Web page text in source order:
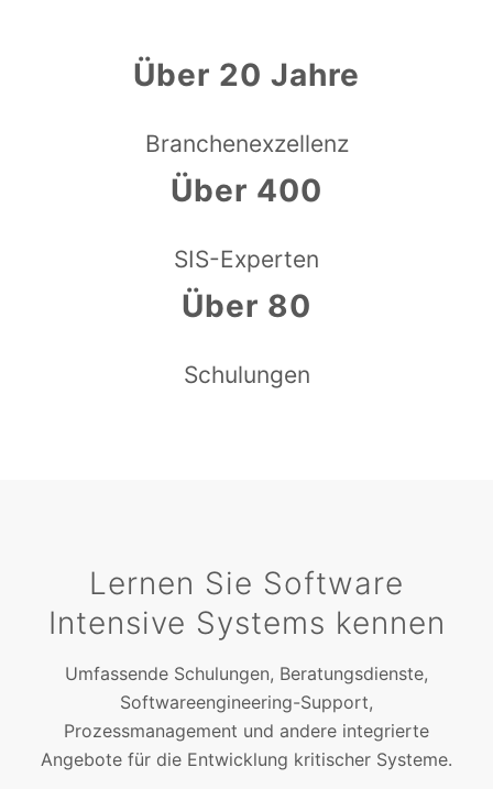
Über 20 Jahre
Branchenexzellenz
Über 400
SIS-Experten
Über 80
Schulungen
Lernen Sie Software
Intensive Systems kennen
Umfassende Schulungen, Beratungsdienste,
Softwareengineering-Support,
Prozessmanagement und andere integrierte
Angebote für die Entwicklung kritischer Systeme.